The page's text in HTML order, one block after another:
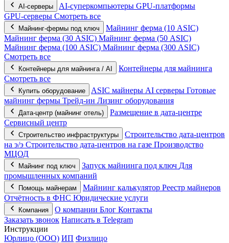
AI‑серверы AI‑суперкомпьютеры GPU‑платформы
GPU‑серверы Смотреть все
Майнинг-фермы под ключ
Майнинг ферма (10 ASIC)
Майнинг ферма (30 ASIC) Майнинг ферма (50 ASIC)
Майнинг ферма (100 ASIC) Майнинг ферма (300 ASIC)
Смотреть все
Контейнеры для майнинга / AI
Контейнеры для майнинга
Смотреть все
Купить оборудование ASIC майнеры AI серверы Готовые
майнинг фермы Трейд-ин Лизинг оборудования
Дата-центр (майнинг отель)
Размещение в дата-центре
Сервисный центр
Строительство инфраструктуры
Строительство дата-центров
на э/э Строительство дата-центров на газе Производство
МЦОД
Майнинг под ключ Запуск майнинга под ключ Для
промышленных компаний
Помощь майнерам Майнинг калькулятор Реестр майнеров
Отчётность в ФНС Юридические услуги
Компания О компании Блог Контакты
Заказать звонок Написать в Telegram
Инструкции
Юрлицо (ООО) ИП Физлицо